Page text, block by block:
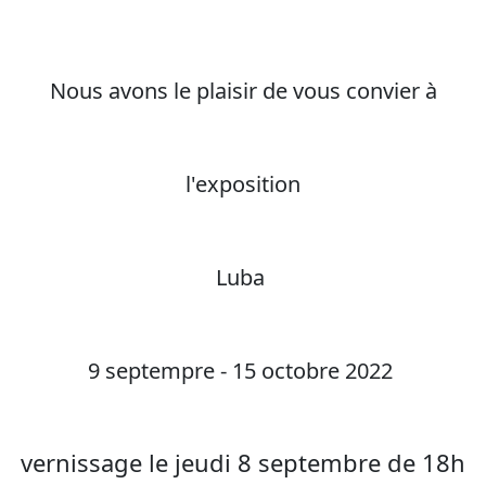
Nous avons le plaisir de vous convier à
l'exposition
Luba
9 septempre - 15 octobre 2022
vernissage le jeudi 8 septembre de 18h